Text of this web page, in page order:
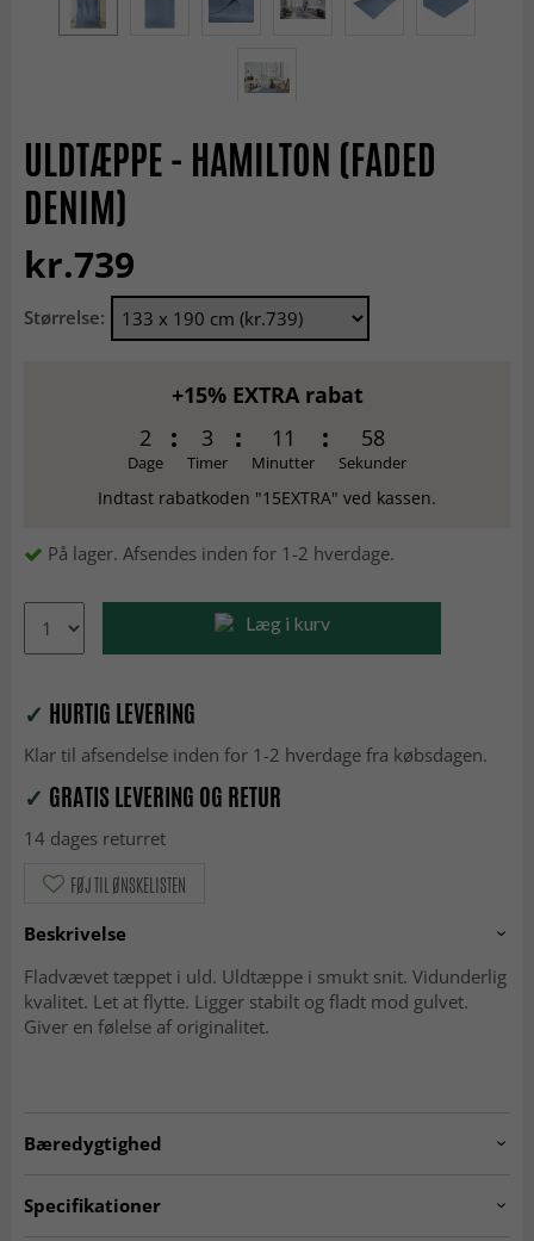
ULDTÆPPE - HAMILTON (FADED
DENIM)
kr.739
Størrelse:
+15% EXTRA rabat
2
Dage
3
Timer
11
Minutter
57
Sekunder
Indtast rabatkoden "15EXTRA" ved kassen.
På lager. Afsendes inden for 1-2 hverdage.
Læg i kurv
✓ HURTIG LEVERING
Klar til afsendelse inden for 1-2 hverdage fra købsdagen.
✓ GRATIS LEVERING OG RETUR
14 dages returret
FØJ TIL ØNSKELISTEN
Beskrivelse
Fladvævet tæppet i uld. Uldtæppe i smukt snit. Vidunderlig
kvalitet. Let at flytte. Ligger stabilt og fladt mod gulvet.
Giver en følelse af originalitet.
Bæredygtighed
GOODWEAVE
Specifikationer